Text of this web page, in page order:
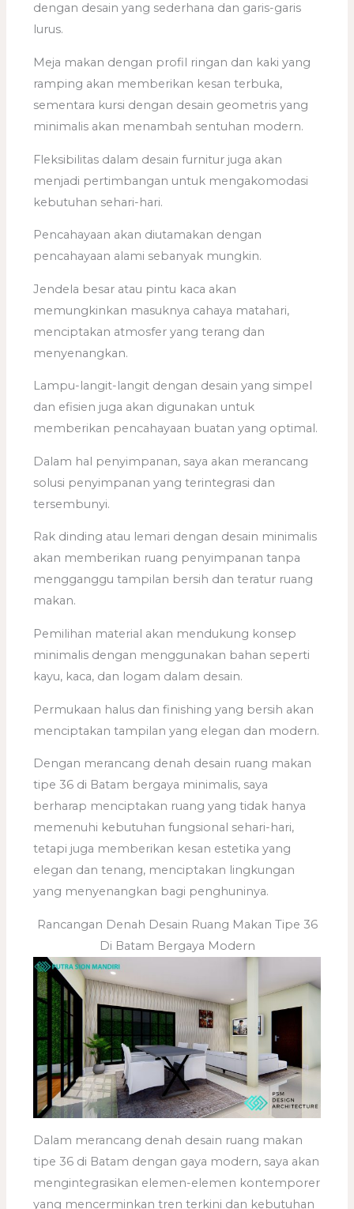
dengan desain yang sederhana dan garis-garis
lurus.
Meja makan dengan profil ringan dan kaki yang
ramping akan memberikan kesan terbuka,
sementara kursi dengan desain geometris yang
minimalis akan menambah sentuhan modern.
Fleksibilitas dalam desain furnitur juga akan
menjadi pertimbangan untuk mengakomodasi
kebutuhan sehari-hari.
Pencahayaan akan diutamakan dengan
pencahayaan alami sebanyak mungkin.
Jendela besar atau pintu kaca akan
memungkinkan masuknya cahaya matahari,
menciptakan atmosfer yang terang dan
menyenangkan.
Lampu-langit-langit dengan desain yang simpel
dan efisien juga akan digunakan untuk
memberikan pencahayaan buatan yang optimal.
Dalam hal penyimpanan, saya akan merancang
solusi penyimpanan yang terintegrasi dan
tersembunyi.
Rak dinding atau lemari dengan desain minimalis
akan memberikan ruang penyimpanan tanpa
mengganggu tampilan bersih dan teratur ruang
makan.
Pemilihan material akan mendukung konsep
minimalis dengan menggunakan bahan seperti
kayu, kaca, dan logam dalam desain.
Permukaan halus dan finishing yang bersih akan
menciptakan tampilan yang elegan dan modern.
Dengan merancang denah desain ruang makan
tipe 36 di Batam bergaya minimalis, saya
berharap menciptakan ruang yang tidak hanya
memenuhi kebutuhan fungsional sehari-hari,
tetapi juga memberikan kesan estetika yang
elegan dan tenang, menciptakan lingkungan
yang menyenangkan bagi penghuninya.
Rancangan Denah Desain Ruang Makan Tipe 36
Di Batam Bergaya Modern
Dalam merancang denah desain ruang makan
tipe 36 di Batam dengan gaya modern, saya akan
mengintegrasikan elemen-elemen kontemporer
yang mencerminkan tren terkini dan kebutuhan